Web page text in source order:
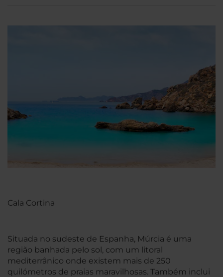
Cala Cortina
Situada no sudeste de Espanha, Múrcia é uma
região banhada pelo sol, com um litoral
mediterrânico onde existem mais de 250
quilómetros de praias maravilhosas. Também inclui